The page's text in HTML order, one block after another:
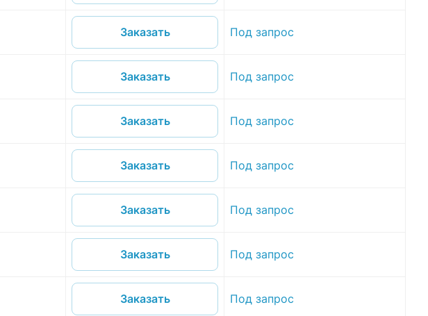
Заказать Под запрос
Заказать Под запрос
Заказать Под запрос
Заказать Под запрос
Заказать Под запрос
Заказать Под запрос
Заказать Под запрос